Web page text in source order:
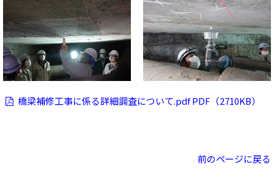
橋梁補修工事に係る詳細調査について.pdf PDF（2710KB）
前のページに戻る